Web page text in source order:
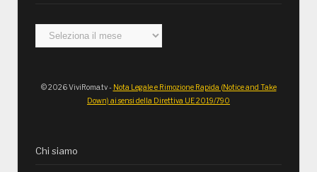
Archivi
© 2026 ViviRoma.tv - Nota Legale e Rimozione Rapida (Notice and Take
Down) ai sensi della Direttiva UE 2019/790
Chi siamo